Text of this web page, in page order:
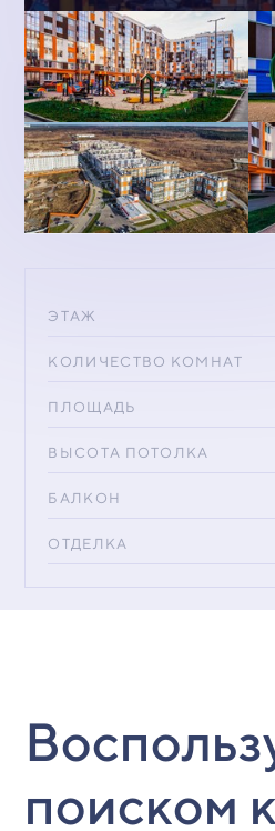
ЭТАЖ
КОЛИЧЕСТВО КОМНАТ
ПЛОЩАДЬ
ВЫСОТА ПОТОЛКА
БАЛКОН
ОТДЕЛКА
поиском